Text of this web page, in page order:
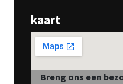
kaart
Breng ons een